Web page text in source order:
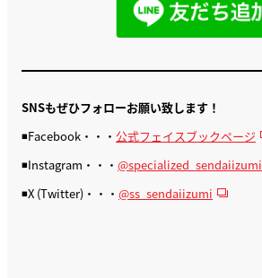
SNSもぜひフォローお願い致します！
◾️Facebook・・・ 公式フェイスブックページ
◾️Instagram・・・ @specialized_sendaiizumi
◾️X (Twitter)・・・ @ss_sendaiizumi